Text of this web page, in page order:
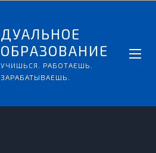
ДУАЛЬНОЕ
ОБРАЗОВАНИЕ
УЧИШЬСЯ. РАБОТАЕШЬ.
ЗАРАБАТЫВАЕШЬ.